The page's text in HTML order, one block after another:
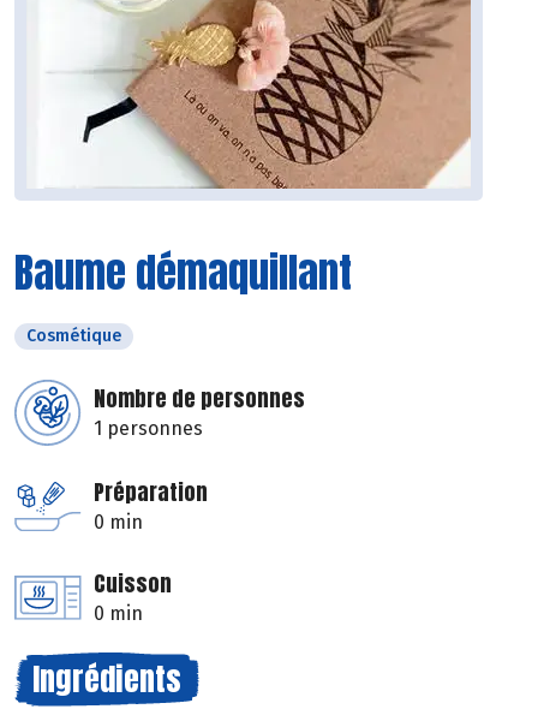
Baume démaquillant
Cosmétique
Nombre de personnes
1 personnes
Préparation
0 min
Cuisson
0 min
Ingrédients